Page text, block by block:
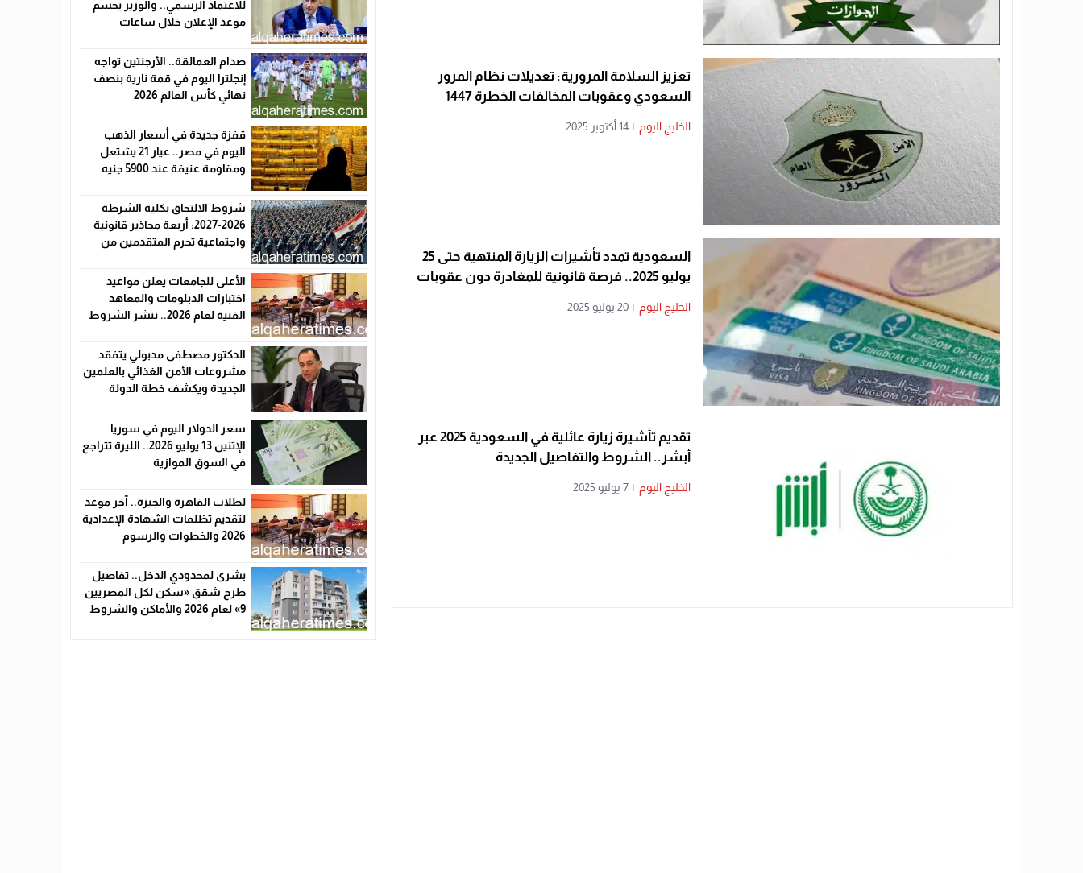
تعزيز السلامة المرورية: تعديلات نظام المرور
السعودي وعقوبات المخالفات الخطرة 1447
الخليج اليوم | 14 أكتوبر 2025
السعودية تمدد تأشيرات الزيارة المنتهية حتى 25
يوليو 2025.. فرصة قانونية للمغادرة دون عقوبات
الخليج اليوم | 20 يوليو 2025
تقديم تأشيرة زيارة عائلية في السعودية 2025 عبر
أبشر.. الشروط والتفاصيل الجديدة
الخليج اليوم | 7 يوليو 2025
للاعتماد الرسمي.. والوزير يحسم
موعد الإعلان خلال ساعات
صدام العمالقة.. الأرجنتين تواجه
إنجلترا اليوم في قمة نارية بنصف
نهائي كأس العالم 2026
قفزة جديدة في أسعار الذهب
اليوم في مصر.. عيار 21 يشتعل
ومقاومة عنيفة عند 5900 جنيه
شروط الالتحاق بكلية الشرطة
2026-2027: أربعة محاذير قانونية
واجتماعية تحرم المتقدمين من
الأعلى للجامعات يعلن مواعيد
اختبارات الدبلومات والمعاهد
الفنية لعام 2026.. ننشر الشروط
الدكتور مصطفى مدبولي يتفقد
مشروعات الأمن الغذائي بالعلمين
الجديدة ويكشف خطة الدولة
سعر الدولار اليوم في سوريا
الإثنين 13 يوليو 2026.. الليرة تتراجع
في السوق الموازية
لطلاب القاهرة والجيزة.. آخر موعد
لتقديم تظلمات الشهادة الإعدادية
2026 والخطوات والرسوم
بشرى لمحدودي الدخل.. تفاصيل
طرح شقق «سكن لكل المصريين
9» لعام 2026 والأماكن والشروط